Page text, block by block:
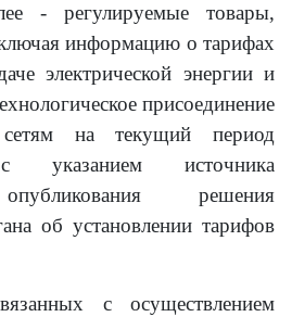
- регулируемые товары,
информацию о тарифах
электрической энергии и
присоединение
сетям на текущий период
с указанием источника
решения
об установлении тарифов
с осуществлением